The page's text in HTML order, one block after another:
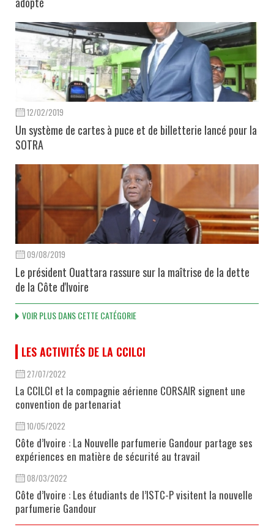
12/02/2019
Un système de cartes à puce et de billetterie lancé pour la
SOTRA
09/08/2019
Le président Ouattara rassure sur la maîtrise de la dette
de la Côte d'Ivoire
VOIR PLUS DANS CETTE CATÉGORIE
LES ACTIVITÉS DE LA CCILCI
27/07/2022
La CCILCI et la compagnie aérienne CORSAIR signent une
convention de partenariat
10/05/2022
Côte d’Ivoire : La Nouvelle parfumerie Gandour partage ses
expériences en matière de sécurité au travail
08/03/2022
Côte d’Ivoire : Les étudiants de l’ISTC-P visitent la nouvelle
parfumerie Gandour